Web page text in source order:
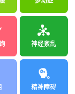
神经紊乱
精神障碍